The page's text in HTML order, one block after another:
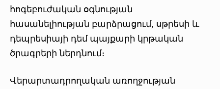
հոգեբուժական օգնության
հասանելիության բարձրացում, սթրեսի և
դեպրեսիայի դեմ պայքարի կրթական
ծրագրերի ներդնում։
Վերարտադրողական առողջության